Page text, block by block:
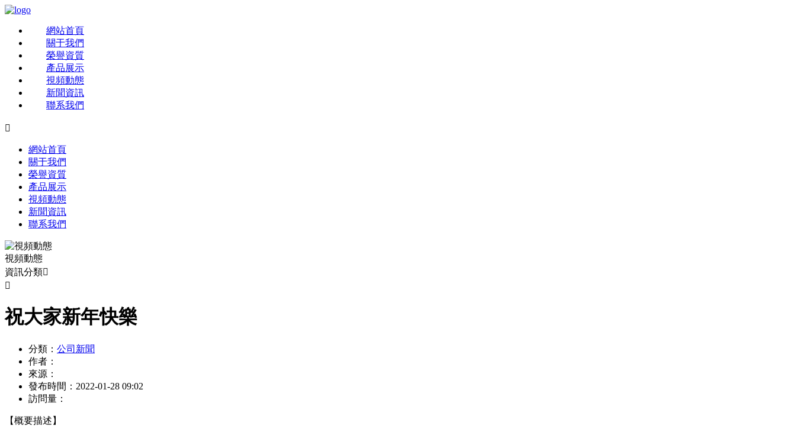
網站首頁
關于我們
榮譽資質
產品展示
視頻動態
新聞資訊
聯系我們

網站首頁
關于我們
榮譽資質
產品展示
視頻動態
新聞資訊
聯系我們
視頻動態
資訊分類

祝大家新年快樂
分類： 公司新聞
作者：
來源：
發布時間： 2022-01-28 09:02
訪問量：
【概要描述】